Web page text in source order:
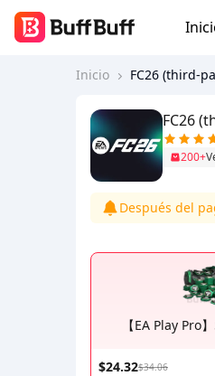
Inicio FC26 (third-
FC26
200+
Después del
【EA Play Pro
$24.32$34.06